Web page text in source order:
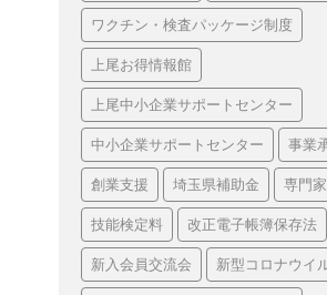
ワクチン・検査パッケージ制度
上尾お得情報館
上尾中小企業サポートセンター
中小企業サポートセンター 事業
創業支援 埼玉県補助金 専門
技能検定料 改正電子帳簿保存法
新入会員交流会 新型コロナウイ